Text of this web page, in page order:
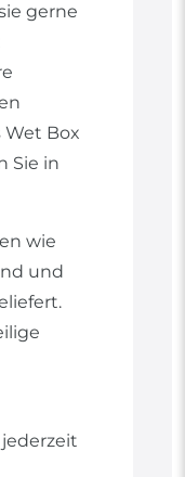
gerne
Wet Box
Sie in
wie
und